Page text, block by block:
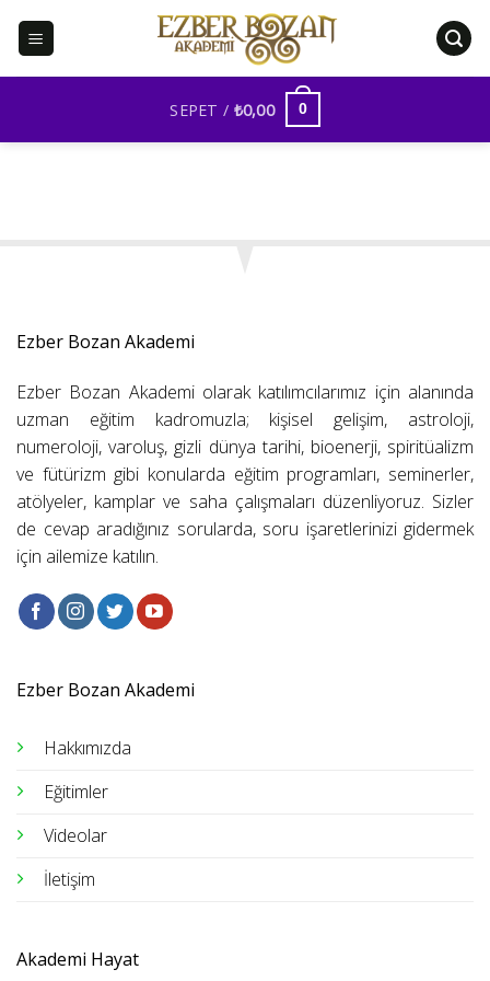
SEPET / ₺0,00 0
Ezber Bozan Akademi
Ezber Bozan Akademi olarak katılımcılarımız için alanında
uzman eğitim kadromuzla; kişisel gelişim, astroloji,
numeroloji, varoluş, gizli dünya tarihi, bioenerji, spiritüalizm
ve fütürizm gibi konularda eğitim programları, seminerler,
atölyeler, kamplar ve saha çalışmaları düzenliyoruz. Sizler
de cevap aradığınız sorularda, soru işaretlerinizi gidermek
için ailemize katılın.
Ezber Bozan Akademi
Hakkımızda
Eğitimler
Videolar
İletişim
Akademi Hayat